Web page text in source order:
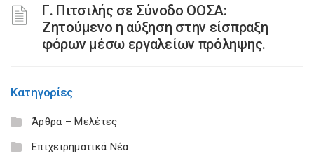
Γ. Πιτσιλής σε Σύνοδο ΟΟΣΑ:
Ζητούμενο η αύξηση στην είσπραξη
φόρων μέσω εργαλείων πρόληψης.
Κατηγορίες
Άρθρα – Μελέτες
Επιχειρηματικά Νέα